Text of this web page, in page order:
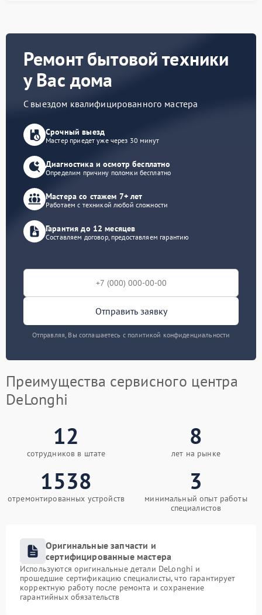
Ремонт бытовой техники
у Вас дома
С выездом квалифицированного мастера
Срочный выезд
Мастер приедет уже через 30 минут
Диагностика и осмотр бесплатно
Определим причину поломки бесплатно
Мастера со стажем 7+ лет
Работаем с техникой любой сложности
Гарантия до 12 месяцев
Составляем договор, предоставляем гарантию
Отправить заявку
Отправляя, Вы соглашаетесь с политикой конфиденциальности
Преимущества сервисного центра
DeLonghi
12
сотрудников в штате
8
лет на рынке
1538
отремонтированных устройств
3
минимальный опыт работы
специалистов
Оригинальные запчасти и
сертифицированные мастера
Используются оригинальные детали DeLonghi и
прошедшие сертификацию специалисты, что гарантирует
корректную работу после ремонта и сохранение
гарантийных обязательств